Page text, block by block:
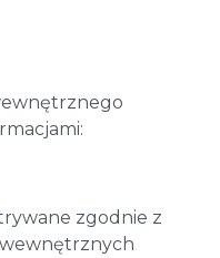
zgodnie z